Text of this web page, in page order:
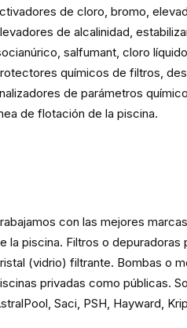
de cloro, bromo,
de alcalinidad,
salfumant, cloro
químicos de filtros,
de parámetros
de flotación de la piscina.
con las mejores
la piscina. Filtros o depuradoras
(vidrio) filtrante. Bombas o
privadas como públicas.
Saci, PSH, Hayward,